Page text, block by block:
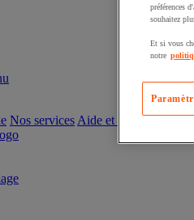
Nos services Aide et contact
préférences
souhaitez
Et si vous
notre